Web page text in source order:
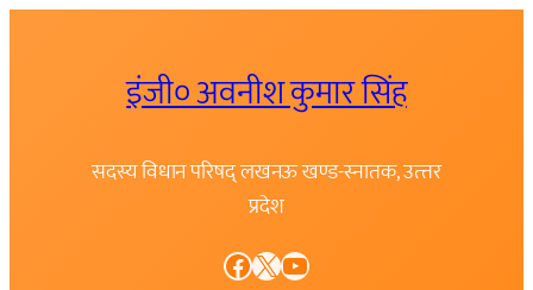
इंजी० अवनीश कुमार सिंह
सदस्य विधान परिषद् लखनऊ खण्ड-स्नातक, उत्त्तर
प्रदेश
Facebook X YouTube